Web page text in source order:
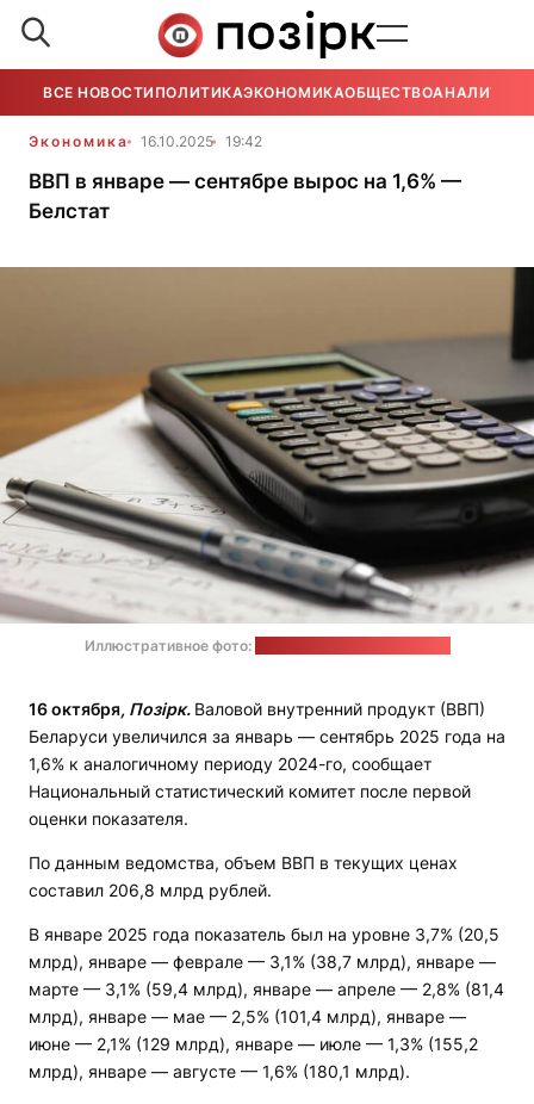
ВСЕ НОВОСТИ ПОЛИТИКАЭКОНОМИКАОБЩЕСТВОАНАЛИТИКА
Экономика 16.10.2025 19:42
ВВП в январе — сентябре вырос на 1,6% —
Белстат
Иллюстративное фото:
16 октября, Позірк. Валовой внутренний продукт (ВВП)
Беларуси увеличился за январь — сентябрь 2025 года на
1,6% к аналогичному периоду 2024-го, сообщает
Национальный статистический комитет после первой
оценки показателя.
По данным ведомства, объем ВВП в текущих ценах
составил 206,8 млрд рублей.
В январе 2025 года показатель был на уровне 3,7% (20,5
млрд), январе — феврале — 3,1% (38,7 млрд), январе —
марте — 3,1% (59,4 млрд), январе — апреле — 2,8% (81,4
млрд), январе — мае — 2,5% (101,4 млрд), январе —
июне — 2,1% (129 млрд), январе — июле — 1,3% (155,2
млрд), январе — августе — 1,6% (180,1 млрд).